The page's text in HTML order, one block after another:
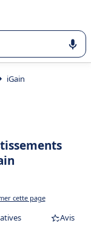
sélection de
iGain
cette page
Avis